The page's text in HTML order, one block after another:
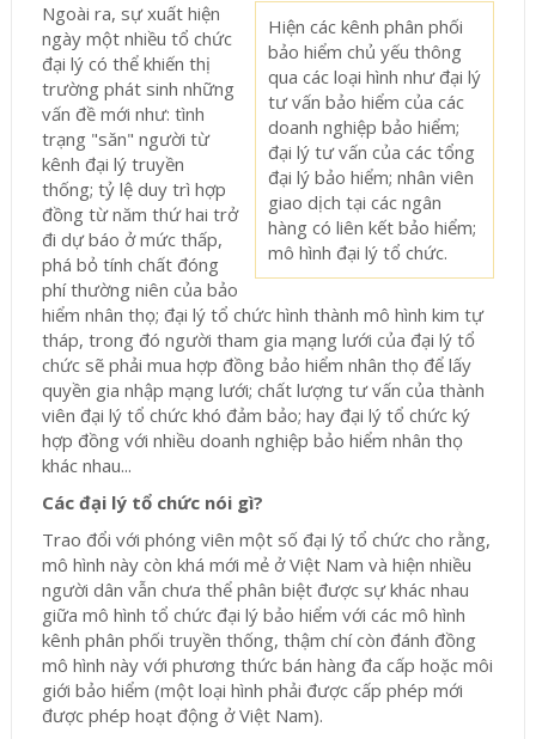
Hiện các kênh phân phối
bảo hiểm chủ yếu thông
qua các loại hình như đại lý
tư vấn bảo hiểm của các
doanh nghiệp bảo hiểm;
đại lý tư vấn của các tổng
đại lý bảo hiểm; nhân viên
giao dịch tại các ngân
hàng có liên kết bảo hiểm;
mô hình đại lý tổ chức.
Ngoài ra, sự xuất hiện
ngày một nhiều tổ chức
đại lý có thể khiến thị
trường phát sinh những
vấn đề mới như: tình
trạng "săn" người từ
kênh đại lý truyền
thống; tỷ lệ duy trì hợp
đồng từ năm thứ hai trở
đi dự báo ở mức thấp,
phá bỏ tính chất đóng
phí thường niên của bảo
hiểm nhân thọ; đại lý tổ chức hình thành mô hình kim tự
tháp, trong đó người tham gia mạng lưới của đại lý tổ
chức sẽ phải mua hợp đồng bảo hiểm nhân thọ để lấy
quyền gia nhập mạng lưới; chất lượng tư vấn của thành
viên đại lý tổ chức khó đảm bảo; hay đại lý tổ chức ký
hợp đồng với nhiều doanh nghiệp bảo hiểm nhân thọ
khác nhau...
Các đại lý tổ chức nói gì?
Trao đổi với phóng viên một số đại lý tổ chức cho rằng,
mô hình này còn khá mới mẻ ở Việt Nam và hiện nhiều
người dân vẫn chưa thể phân biệt được sự khác nhau
giữa mô hình tổ chức đại lý bảo hiểm với các mô hình
kênh phân phối truyền thống, thậm chí còn đánh đồng
mô hình này với phương thức bán hàng đa cấp hoặc môi
giới bảo hiểm (một loại hình phải được cấp phép mới
được phép hoạt động ở Việt Nam).